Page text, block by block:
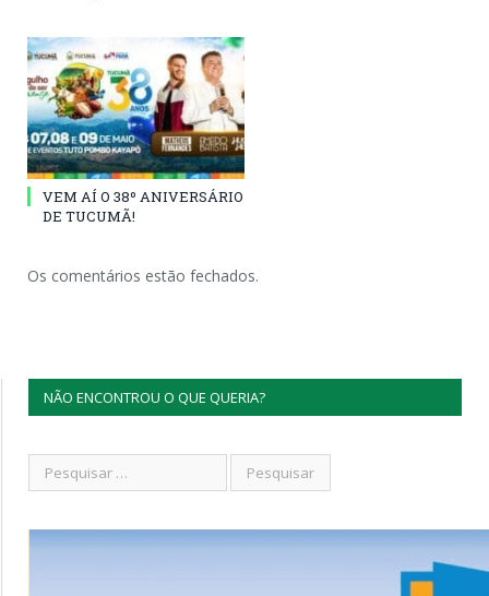
VEM AÍ O 38º ANIVERSÁRIO
DE TUCUMÃ!
Os comentários estão fechados.
NÃO ENCONTROU O QUE QUERIA?